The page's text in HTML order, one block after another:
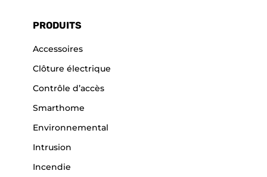
PRODUITS
Accessoires
Clôture électrique
Contrôle d’accès
Smarthome
Environnemental
Intrusion
Incendie